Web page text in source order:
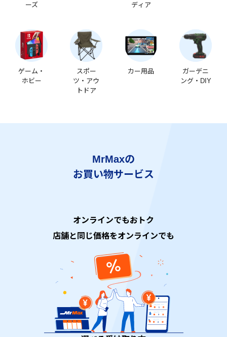
ーズ
ディア
ゲーム・
ホビー
スポー
ツ・アウ
トドア
カー用品
ガーデニ
ング・DIY
MrMaxの
お買い物サービス
オンラインでもおトク
店舗と同じ価格をオンラインでも